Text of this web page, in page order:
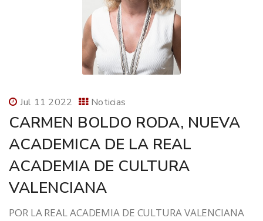
Jul 11 2022 Noticias
CARMEN BOLDO RODA, NUEVA
ACADEMICA DE LA REAL
ACADEMIA DE CULTURA
VALENCIANA
POR LA REAL ACADEMIA DE CULTURA VALENCIANA